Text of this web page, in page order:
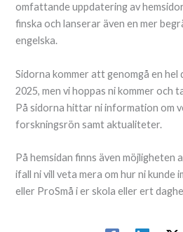
omfattande uppdatering av
finska och lanserar även en mer
engelska.
Sidorna kommer att genomgå en
2025, men vi hoppas ni kommer
På sidorna hittar ni information om
forskningsrön samt aktualiteter.
På hemsidan finns även möjligheten
ifall ni vill veta mera om hur ni kunde
eller ProSmå i er skola eller ert